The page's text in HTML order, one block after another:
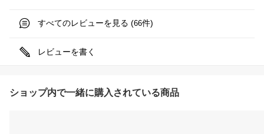
すべてのレビューを見る (66件)
レビューを書く
ショップ内で一緒に購入されている商品